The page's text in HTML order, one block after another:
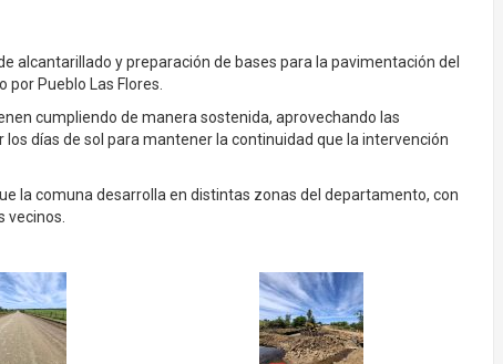
alcantarillado y preparación de bases para la pavimentación del
Pueblo Las Flores.
cumpliendo de manera sostenida, aprovechando las
días de sol para mantener la continuidad que la intervención
la comuna desarrolla en distintas zonas del departamento, con
vecinos.